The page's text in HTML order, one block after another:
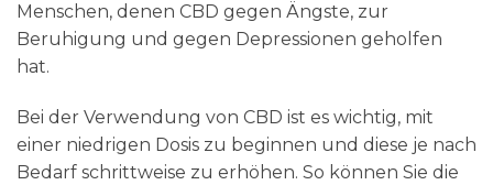
Menschen, denen CBD gegen Ängste, zur
Beruhigung und gegen Depressionen geholfen
hat.
Bei der Verwendung von CBD ist es wichtig, mit
einer niedrigen Dosis zu beginnen und diese je nach
Bedarf schrittweise zu erhöhen. So können Sie die